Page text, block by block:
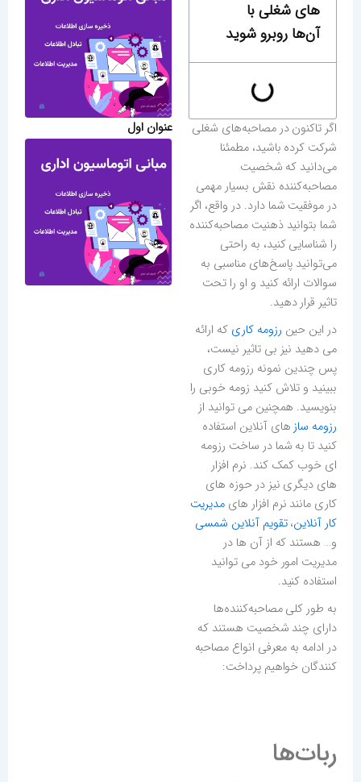
های شغلی با
آن‌ها روبرو شوید
اگر تاکنون در مصاحبه‌های شغلی
شرکت کرده‌ باشید، مطمئنا
می‌دانید که شخصیت
مصاحبه‌کننده نقش بسیار مهمی
در موفقیت شما دارد. در واقع، اگر
شما بتوانید ذهنیت مصاحبه‌کننده
را شناسایی کنید، به راحتی
می‌توانید پاسخ‌های مناسبی به
سوالات ارائه کنید و او را تحت
تاثیر قرار دهید.
در این حین رزومه کاری که ارائه
می دهید نیز بی تاثیر نیست،
پس چندین نمونه رزومه کاری
ببینید و تلاش کنید زومه خوبی را
بنویسید. همچنین می توانید از
رزومه سازهای آنلاین استفاده
کنید تا به شما در ساخت رزومه
ای خوب کمک کند. نرم افزار
های دیگری نیز در حوزه های
کاری مانند نرم افزار های مدیریت
کار آنلاین،تقویم آنلاین شمسی
و… هستند که از آن ها در
مدیریت امور خود می توانید
استفاده کنید.
به طور کلی مصاحبه‌کننده‌ها
دارای چند شخصیت هستند که
در ادامه به معرفی انواع مصاحبه
کنندگان خواهیم پرداخت:
ربا‌ت‌ها
عنوان اول